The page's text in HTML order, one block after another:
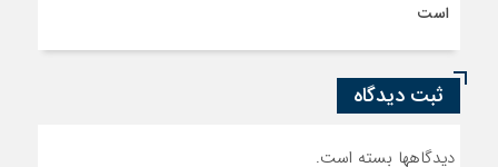
است
ثبت دیدگاه
دیدگاهها بسته است.